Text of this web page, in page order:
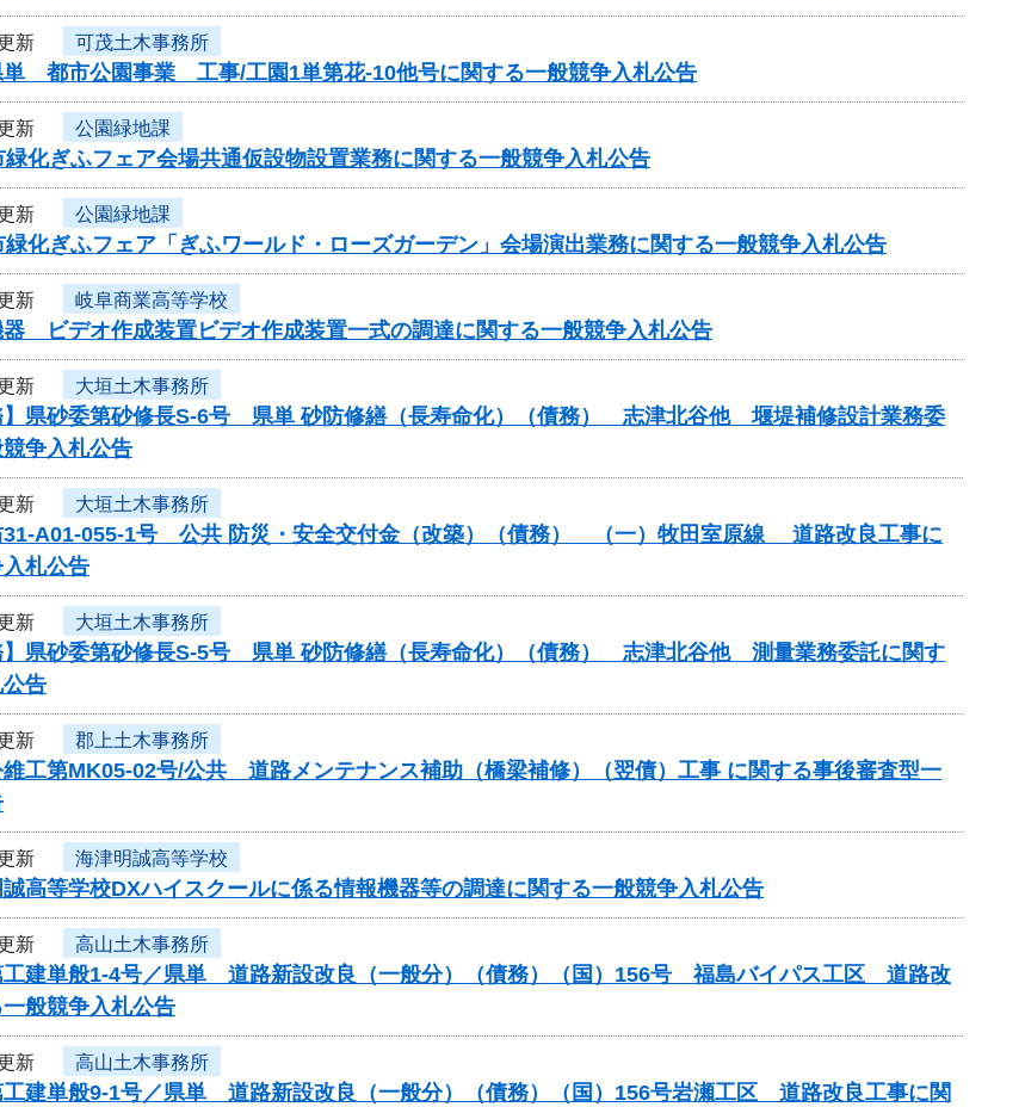
新 可茂土木事務所
単 都市公園事業 工事/工園1単第花-10他号に関する一般競争入札公告
新 公園緑地課
化ぎふフェア会場共通仮設物設置業務に関する一般競争入札公告
新 公園緑地課
化ぎふフェア「ぎふワールド・ローズガーデン」会場演出業務に関する一般競争入札公告
新 岐阜商業高等学校
ビデオ作成装置ビデオ作成装置一式の調達に関する一般競争入札公告
新 大垣土木事務所
】県砂委第砂修長S-6号 県単 砂防修繕（長寿命化）（債務） 志津北谷他 堰堤補修設計業務委
争入札公告
新 大垣土木事務所
31-A01-055-1号 公共 防災・安全交付金（改築）（債務） （一）牧田室原線 道路改良工事に
札公告
新 大垣土木事務所
】県砂委第砂修長S-5号 県単 砂防修繕（長寿命化）（債務） 志津北谷他 測量業務委託に関す
告
新 郡上土木事務所
維工第MK05-02号/公共 道路メンテナンス補助（橋梁補修）（翌債）工事 に関する事後審査型一
新 海津明誠高等学校
高等学校DXハイスクールに係る情報機器等の調達に関する一般競争入札公告
新 高山土木事務所
工建単般1-4号／県単 道路新設改良（一般分）（債務）（国）156号 福島バイパス工区 道路改
般競争入札公告
新 高山土木事務所
工建単般9-1号／県単 道路新設改良（一般分）（債務）（国）156号岩瀬工区 道路改良工事に関